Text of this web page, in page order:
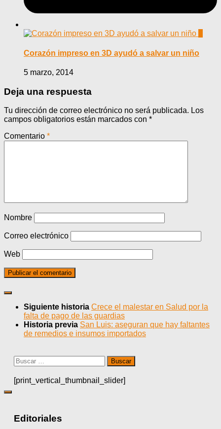
Corazón impreso en 3D ayudó a salvar un niño
5 marzo, 2014
Deja una respuesta
Tu dirección de correo electrónico no será publicada. Los
campos obligatorios están marcados con *
Comentario *
Nombre
Correo electrónico
Web
Siguiente historia Crece el malestar en Salud por la
falta de pago de las guardias
Historia previa San Luis: aseguran que hay faltantes
de remedios e insumos importados
Buscar:
[print_vertical_thumbnail_slider]
Editoriales